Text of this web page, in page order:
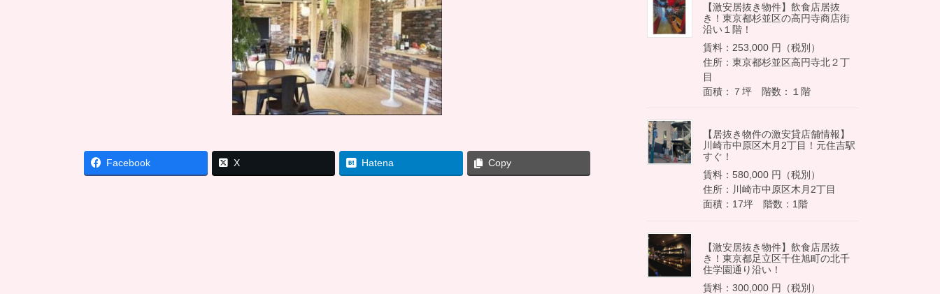
Facebook X Hatena Copy
【激安居抜き物件】飲食店居抜
き！東京都杉並区の高円寺商店街
沿い１階！
賃料：253,000 円（税別）
住所：東京都杉並区高円寺北２丁
目
面積：７坪 階数：１階
【居抜き物件の激安貸店舗情報】
川崎市中原区木月2丁目！元住吉駅
すぐ！
賃料：580,000 円（税別）
住所：川崎市中原区木月2丁目
面積：17坪 階数：1階
【激安居抜き物件】飲食店居抜
き！東京都足立区千住旭町の北千
住学園通り沿い！
賃料：300,000 円（税別）